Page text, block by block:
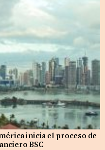
inicia el proceso de
BSC